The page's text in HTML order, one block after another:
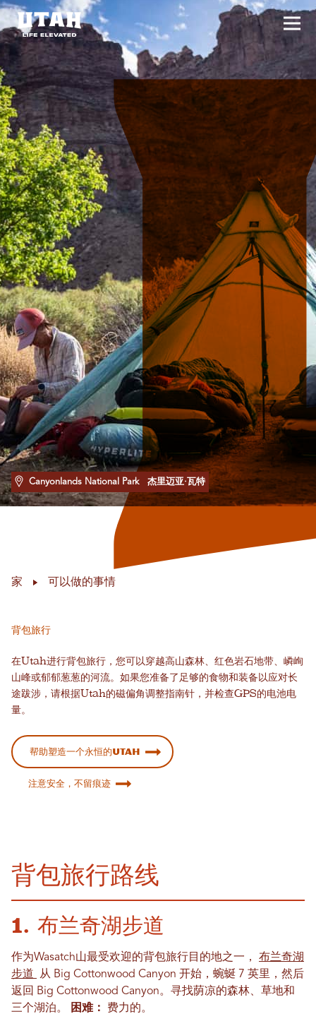
Skip to content
切换
Canyonlands National Park 杰里迈亚·瓦特
家 可以做的事情
背包旅行
在Utah进行背包旅行，您可以穿越高山森林、红色岩石地带、嶙峋
山峰或郁郁葱葱的河流。如果您准备了足够的食物和装备以应对长
途跋涉，请根据Utah的磁偏角调整指南针，并检查GPS的电池电
量。
帮助塑造一个永恒的Utah
注意安全，不留痕迹
背包旅行路线
1. 布兰奇湖步道
作为Wasatch山最受欢迎的背包旅行目的地之一， 布兰奇湖
步道
从 Big Cottonwood Canyon 开始，蜿蜒 7 英里，然后
返回 Big Cottonwood Canyon。寻找荫凉的森林、草地和
三个湖泊。
困难： 费力的。